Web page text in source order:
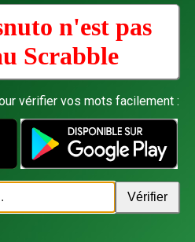
n'est pas
Scrabble
vérifier vos mots facilement :